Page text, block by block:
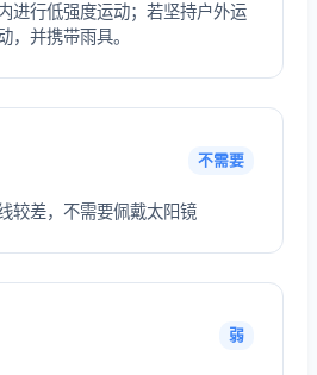
进行低强度运动；若坚持户外运
，并携带雨具。
不需要
较差，不需要佩戴太阳镜
弱